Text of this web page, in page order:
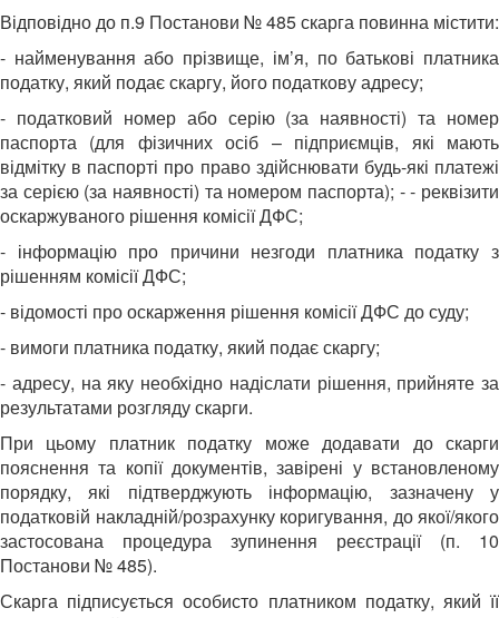
Відповідно до п.9 Постанови № 485 скарга повинна містити:
- найменування або прізвище, ім’я, по батькові платника
податку, який подає скаргу, його податкову адресу;
- податковий номер або серію (за наявності) та номер
паспорта (для фізичних осіб – підприємців, які мають
відмітку в паспорті про право здійснювати будь-які платежі
за серією (за наявності) та номером паспорта); - - реквізити
оскаржуваного рішення комісії ДФС;
- інформацію про причини незгоди платника податку з
рішенням комісії ДФС;
- відомості про оскарження рішення комісії ДФС до суду;
- вимоги платника податку, який подає скаргу;
- адресу, на яку необхідно надіслати рішення, прийняте за
результатами розгляду скарги.
При цьому платник податку може додавати до скарги
пояснення та копії документів, завірені у встановленому
порядку, які підтверджують інформацію, зазначену у
податковій накладній/розрахунку коригування, до якої/якого
застосована процедура зупинення реєстрації (п. 10
Постанови № 485).
Скарга підписується особисто платником податку, який її